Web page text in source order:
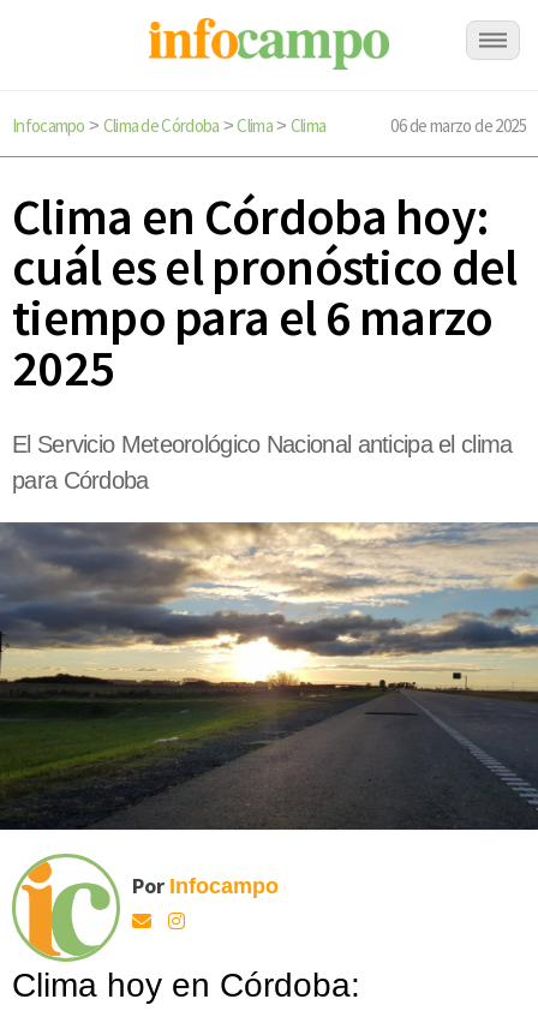
Infocampo > Clima de Córdoba >Clima> Clima 06 de marzo de 2025
Clima en Córdoba hoy:
cuál es el pronóstico del
tiempo para el 6 marzo
2025
El Servicio Meteorológico Nacional anticipa el clima
para Córdoba
Por Infocampo
Clima hoy en Córdoba: